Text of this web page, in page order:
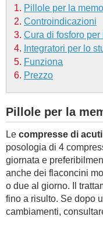
GUIDE
FORUM
Pillole per la
Controindicazioni
Cura di fosforo per
Integratori per lo
Funziona
Prezzo
Pillole per la
Le compresse di
posologia di 4
giornata e
anche dei flaconcini
o due al giorno. Il
fino a risulto. Se dopo
cambiamenti,